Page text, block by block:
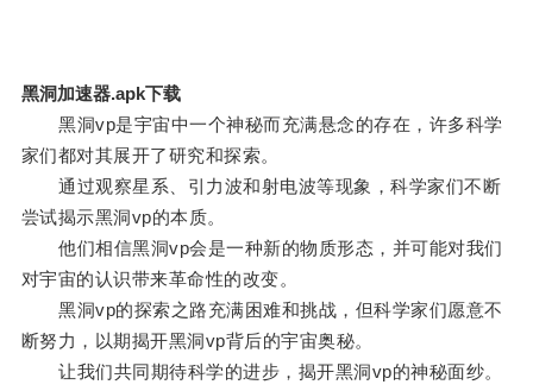
黑洞加速器.apk下载
黑洞vp是宇宙中一个神秘而充满悬念的存在，许多科学
家们都对其展开了研究和探索。
通过观察星系、引力波和射电波等现象，科学家们不断
尝试揭示黑洞vp的本质。
他们相信黑洞vp会是一种新的物质形态，并可能对我们
对宇宙的认识带来革命性的改变。
黑洞vp的探索之路充满困难和挑战，但科学家们愿意不
断努力，以期揭开黑洞vp背后的宇宙奥秘。
让我们共同期待科学的进步，揭开黑洞vp的神秘面纱。